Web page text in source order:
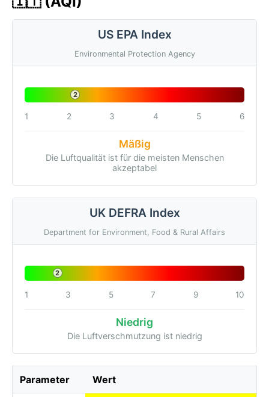
US EPA Index
Environmental Protection Agency
2
1 2 3 4 5 6
Mäßig
Die Luftqualität ist für die meisten Menschen
akzeptabel
UK DEFRA Index
Department for Environment, Food & Rural Affairs
2
1 3 5 7 9 10
Niedrig
Die Luftverschmutzung ist niedrig
Parameter Wert